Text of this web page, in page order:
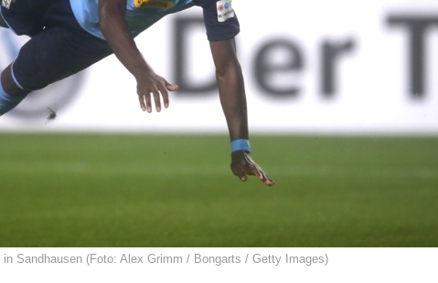
Sandhausen (Foto: Alex Grimm / Bongarts / Getty Images)